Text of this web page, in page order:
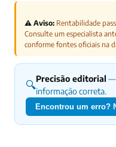
⚠️ Aviso: Rentabilidade
Consulte um especialista
conforme fontes oficiais na
🔍Precisão editorial —
informação correta.
Encontrou um erro?